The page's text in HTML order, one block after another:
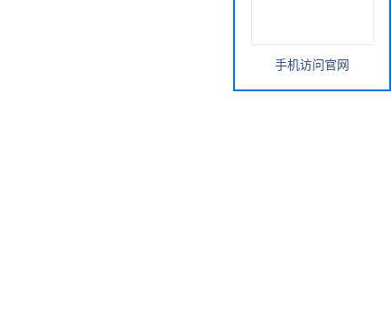
手机访问官网